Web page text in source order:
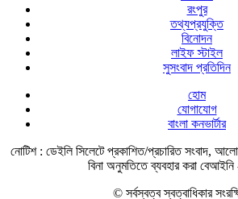
রংপুর
তথ্যপ্রযুক্তি
বিনোদন
লাইফ স্টাইল
সুসংবাদ প্রতিদিন
হোম
যোগাযোগ
বাংলা কনভার্টার
নোটিশ : ডেইলি সিলেটে প্রকাশিত/প্রচারিত সংবাদ,
বিনা অনুমতিতে ব্যবহার করা
© সর্বস্বত্ব স্বত্বাধিকার